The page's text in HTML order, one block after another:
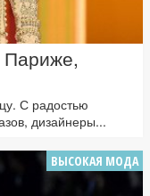
С радостью
дизайнеры...
ВЫСОКАЯ МОДА